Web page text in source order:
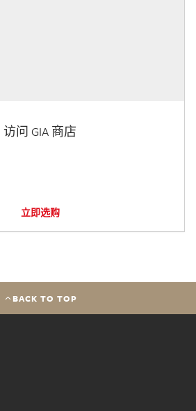
访问 GIA 商店
立即选购
BACK TO TOP